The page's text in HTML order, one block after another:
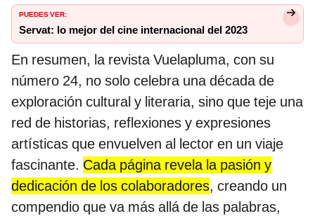
PUEDES VER:
Servat: lo mejor del cine internacional del 2023
En resumen, la revista Vuelapluma, con su
número 24, no solo celebra una década de
exploración cultural y literaria, sino que teje una
red de historias, reflexiones y expresiones
artísticas que envuelven al lector en un viaje
fascinante. Cada página revela la pasión y
dedicación de los colaboradores, creando un
compendio que va más allá de las palabras,